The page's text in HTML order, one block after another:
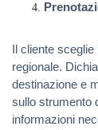
Il cliente
regionale.
destinazione e
sullo strumento
informazioni